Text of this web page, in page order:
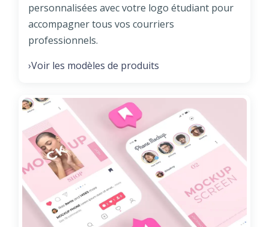
personnalisées avec votre logo étudiant pour
accompagner tous vos courriers
professionnels.
›Voir les modèles de produits